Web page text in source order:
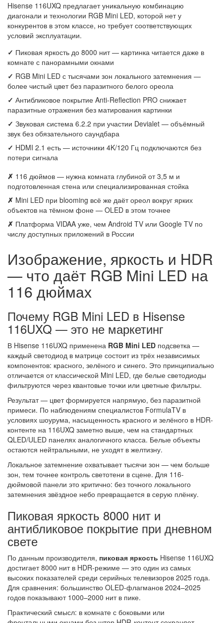
Hisense 116UXQ предлагает уникальную комбинацию
диагонали и технологии RGB Mini LED, которой нет у
конкурентов в этом классе, но требует соответствующих
условий эксплуатации.
✓ Пиковая яркость до 8000 нит — картинка читается даже в
комнате с панорамными окнами
✓ RGB Mini LED с тысячами зон локального затемнения —
более чистый цвет без паразитного белого ореола
✓ Антибликовое покрытие Anti-Reflection PRO снижает
паразитные отражения без матирования картинки
✓ Звуковая система 6.2.2 при участии Devialet — объёмный
звук без обязательного саундбара
✓ HDMI 2.1 есть — источники 4K/120 Гц подключаются без
потери сигнала
✗ 116 дюймов — нужна комната глубиной от 3,5 м и
подготовленная стена или специализированная стойка
✗ Mini LED при blooming всё же даёт ореол вокруг ярких
объектов на тёмном фоне — OLED в этом точнее
✗ Платформа VIDAA уже, чем Android TV или Google TV по
числу доступных приложений в России
Изображение, яркость и HDR
— что даёт RGB Mini LED на
116 дюймах
Почему RGB Mini LED в Hisense
116UXQ — это не маркетинг
В Hisense 116UXQ применена RGB Mini LED подсветка —
каждый светодиод в матрице состоит из трёх независимых
компонентов: красного, зелёного и синего. Это принципиально
отличается от классической Mini LED, где белые светодиоды
фильтруются через квантовые точки или цветные фильтры.
Результат — цвет формируется напрямую, без паразитной
примеси. По наблюдениям специалистов FormulaTV в
условиях шоурума, насыщенность красного и зелёного в HDR-
контенте на 116UXQ заметно выше, чем на стандартных
QLED/ULED панелях аналогичного класса. Белые объекты
остаются нейтральными, не уходят в желтизну.
Локальное затемнение охватывает тысячи зон — чем больше
зон, тем точнее контроль светотени в сцене. Для 116-
дюймовой панели это критично: без точного локального
затемнения звёздное небо превращается в серую плёнку.
Пиковая яркость 8000 нит и
антибликовое покрытие при дневном
свете
По данным производителя, пиковая яркость Hisense 116UXQ
достигает 8000 нит в HDR-режиме — это один из самых
высоких показателей среди серийных телевизоров 2025 года.
Для сравнения: большинство OLED-флагманов 2024–2025
годов показывают 1000–2000 нит в пике.
Практический смысл: в комнате с боковыми или